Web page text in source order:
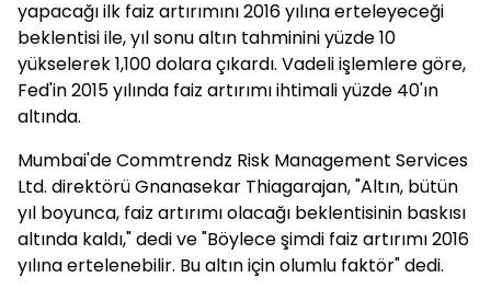
yapacağı ilk faiz artırımını 2016 yılına erteleyeceği
beklentisi ile, yıl sonu altın tahminini yüzde 10
yükselerek 1,100 dolara çıkardı. Vadeli işlemlere göre,
Fed'in 2015 yılında faiz artırımı ihtimali yüzde 40'ın
altında.
Mumbai'de Commtrendz Risk Management Services
Ltd. direktörü Gnanasekar Thiagarajan, "Altın, bütün
yıl boyunca, faiz artırımı olacağı beklentisinin baskısı
altında kaldı," dedi ve "Böylece şimdi faiz artırımı 2016
yılına ertelenebilir. Bu altın için olumlu faktör" dedi.